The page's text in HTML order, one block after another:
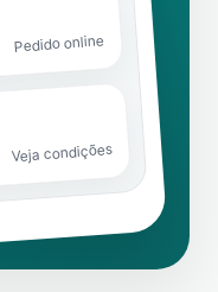
Pedido online
Veja condições